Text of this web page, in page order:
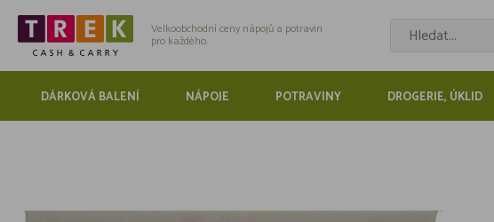
Velkoobchodní ceny nápojů a potravin
pro každého.
DÁRKOVÁ BALENÍ NÁPOJE POTRAVINY DROGERIE, ÚKLID